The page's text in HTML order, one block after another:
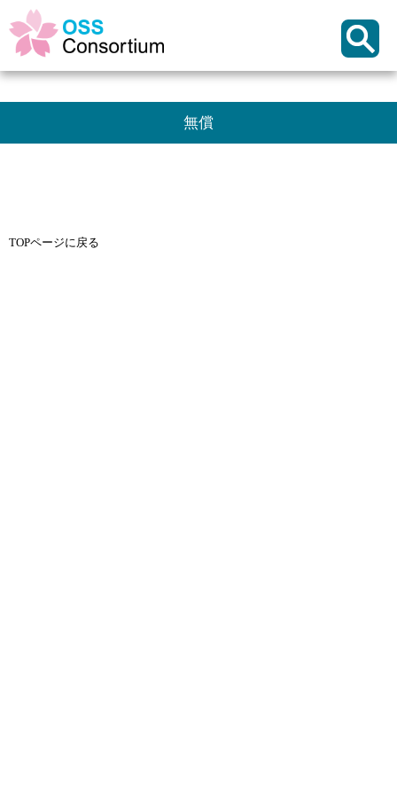
無償
TOPページに戻る